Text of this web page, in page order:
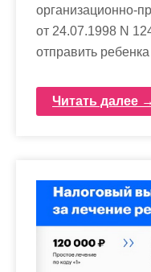
организационно-
от 24.07.1998 N
отправить
Читать далее →